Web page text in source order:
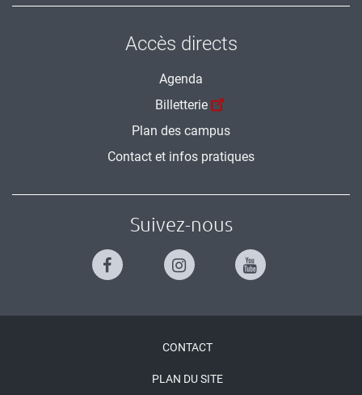
Accès directs
Agenda
Billetterie
Plan des campus
Contact et infos pratiques
Suivez-nous
CONTACT
PLAN DU SITE